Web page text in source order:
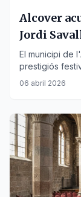
Alcover
Jordi
El municipi de
prestigiós
Convent de les
06 abril 2026